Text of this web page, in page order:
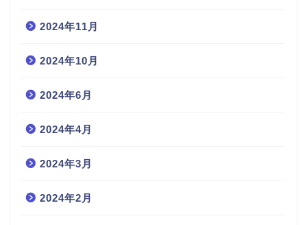
2024年11月
2024年10月
2024年6月
2024年4月
2024年3月
2024年2月